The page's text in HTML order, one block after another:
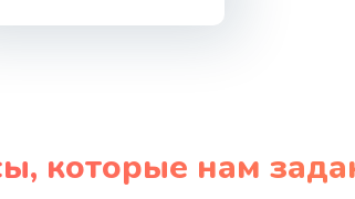
которые нам